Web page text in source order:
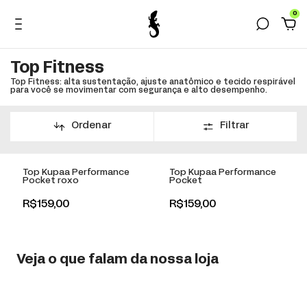
0
Top Fitness
Top Fitness: alta sustentação, ajuste anatômico e tecido respirável
para você se movimentar com segurança e alto desempenho.
Ordenar Filtrar
Top Kupaa Performance
Pocket roxo
R$159,00
Top Kupaa Performance
Pocket
R$159,00
Veja o que falam da nossa loja